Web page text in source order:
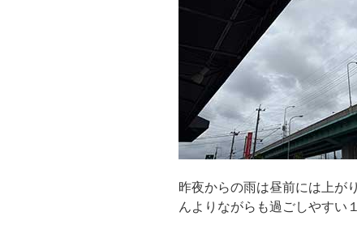
昨夜からの雨は昼前には上が
んよりながらも過ごしやすい